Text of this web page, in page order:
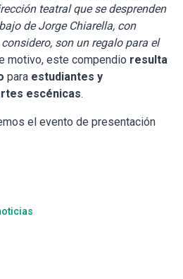
teatral que se desprenden
de Jorge Chiarella, con
son un regalo para el
motivo, este compendio resulta
para estudiantes y
escénicas.
el evento de presentación